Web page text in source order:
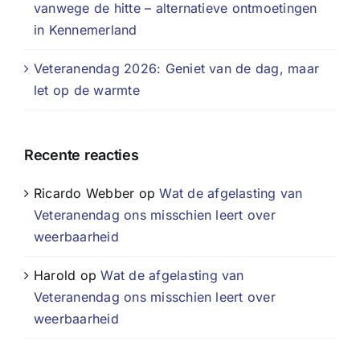
vanwege de hitte – alternatieve ontmoetingen
in Kennemerland
Veteranendag 2026: Geniet van de dag, maar
let op de warmte
Recente reacties
Ricardo Webber opWat de afgelasting van
Veteranendag ons misschien leert over
weerbaarheid
Harold opWat de afgelasting van
Veteranendag ons misschien leert over
weerbaarheid